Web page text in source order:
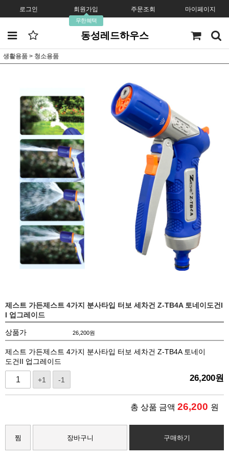
로그인 회원가입
무한혜택
주문조회 마이페이지
동성레드하우스
생활용품 > 청소용품
제스트 가든제스트 4가지 분사타입 터보 세차건 Z-TB4A 토네이도건I
I 업그레이드
상품가 26,200원
제스트 가든제스트 4가지 분사타입 터보 세차건 Z-TB4A 토네이
도건II 업그레이드
+1 -1 26,200원
총 상품 금액 26,200 원
찜 장바구니 구매하기